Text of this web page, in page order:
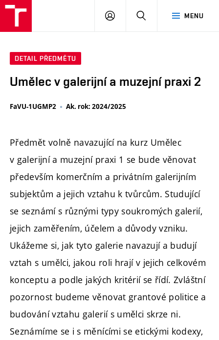
MENU
PŘIHLÁSIT
DETAIL PŘEDMĚTU
Umělec v galerijní a muzejní praxi 2
FaVU-1UGMP2 Ak. rok: 2024/2025
Předmět volně navazující na kurz Umělec
v galerijní a muzejní praxi 1 se bude věnovat
především komerčním a privátním galerijním
subjektům a jejich vztahu k tvůrcům. Studující
se seznámí s různými typy soukromých galerií,
jejich zaměřením, účelem a důvody vzniku.
Ukážeme si, jak tyto galerie navazují a budují
vztah s umělci, jakou roli hrají v jejich celkovém
konceptu a podle jakých kritérií se řídí. Zvláštní
pozornost budeme věnovat grantové politice a
budování vztahu galerií s umělci skrze ni.
Seznámíme se i s měnícími se etickými kodexy,